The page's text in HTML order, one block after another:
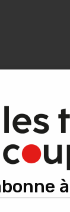
11
arts
et
la